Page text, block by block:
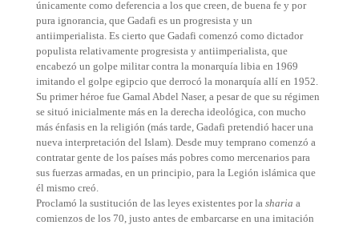
únicamente como deferencia a los que creen, de buena fe y por
pura ignorancia, que Gadafi es un progresista y un
antiimperialista. Es cierto que Gadafi comenzó como dictador
populista relativamente progresista y antiimperialista, que
encabezó un golpe militar contra la monarquía libia en 1969
imitando el golpe egipcio que derrocó la monarquía allí en 1952.
Su primer héroe fue Gamal Abdel Naser, a pesar de que su régimen
se situó inicialmente más en la derecha ideológica, con mucho
más énfasis en la religión (más tarde, Gadafi pretendió hacer una
nueva interpretación del Islam). Desde muy temprano comenzó a
contratar gente de los países más pobres como mercenarios para
sus fuerzas armadas, en un principio, para la Legión islámica que
él mismo creó.
Proclamó la sustitución de las leyes existentes por la sharia a
comienzos de los 70, justo antes de embarcarse en una imitación